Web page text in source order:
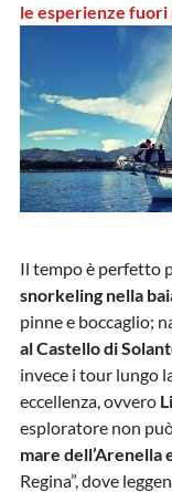
le esperienze
Il tempo è perfetto
snorkeling nella
pinne e boccaglio;
al Castello di
invece i tour lungo
eccellenza, ovvero
esploratore non
mare dell’Arenella
Regina”, dove